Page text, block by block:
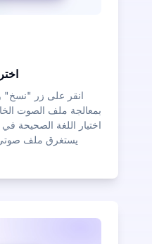
انقر على زر "نسخ"
اختيار اللغة الصحيحة
يستغرق ملف